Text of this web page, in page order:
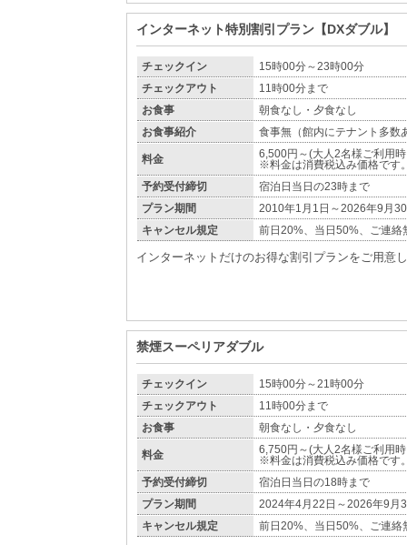
インターネット特別割引プラン【DXダブル】
チェックイン
15時00分～23時00分
チェックアウト
11時00分まで
お食事
朝食なし・夕食なし
お食事紹介
食事無（館内にテナント多数
料金
6,500円～(大人2名様ご利用
※料金は消費税込み価格です
予約受付締切
宿泊日当日の23時まで
プラン期間
2010年1月1日～2026年9月
キャンセル規定
前日20%、当日50%、ご連絡
インターネットだけのお得な割引プランをご用意
禁煙スーペリアダブル
チェックイン
15時00分～21時00分
チェックアウト
11時00分まで
お食事
朝食なし・夕食なし
料金
6,750円～(大人2名様ご利用
※料金は消費税込み価格です
予約受付締切
宿泊日当日の18時まで
プラン期間
2024年4月22日～2026年9月
キャンセル規定
前日20%、当日50%、ご連絡